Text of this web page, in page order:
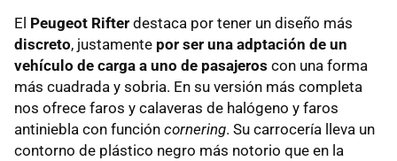
El Peugeot Rifter destaca por tener un diseño más
discreto, justamente por ser una adptación de un
vehículo de carga a uno de pasajeros con una forma
más cuadrada y sobria. En su versión más completa
nos ofrece faros y calaveras de halógeno y faros
antiniebla con función cornering. Su carrocería lleva un
contorno de plástico negro más notorio que en la